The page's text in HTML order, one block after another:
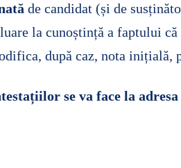
■ CARTOGRAFIE LICEU
■ SALARIZARE ȘI GRILE
■ LEGISLAȚIE ▸
■
■
de candidat (și de
la cunoștință a faptului că
după caz, nota inițială,
se va face la